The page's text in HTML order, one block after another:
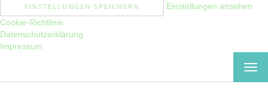
EINSTELLUNGEN SPEICHERN
Einstellungen ansehen
Cookie-Richtlinie
Datenschutzerklärung
Impressum